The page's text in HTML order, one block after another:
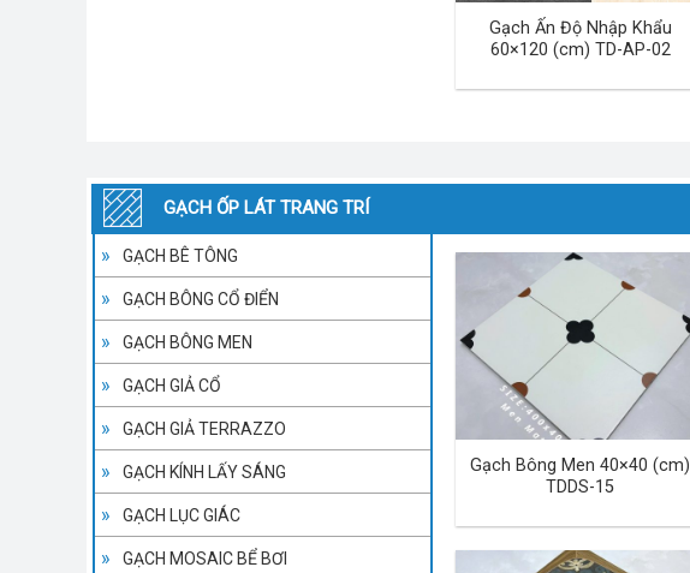
Gạch Ấn Độ Nhập Khẩu
60×120 (cm) TD-AP-02
GẠCH ỐP LÁT TRANG TRÍ
GẠCH BÊ TÔNG
GẠCH BÔNG CỔ ĐIỂN
GẠCH BÔNG MEN
GẠCH GIẢ CỔ
GẠCH GIẢ TERRAZZO
GẠCH KÍNH LẤY SÁNG
GẠCH LỤC GIÁC
GẠCH MOSAIC BỂ BƠI
Gạch Bông Men 40×40 (cm)
TDDS-15